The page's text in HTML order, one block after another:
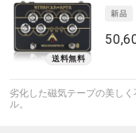
劣化した磁気テープの美し
ル。